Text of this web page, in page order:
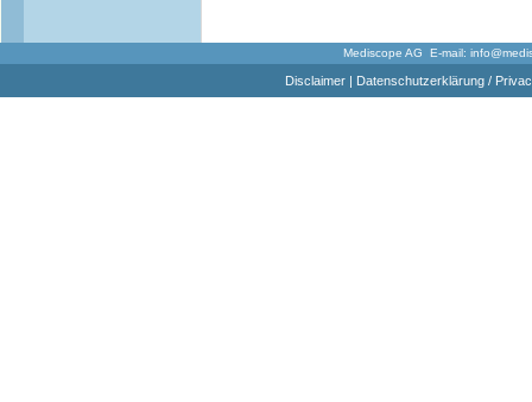
Mediscope AG E-mail:
Disclaimer| Datenschutzerklärung /